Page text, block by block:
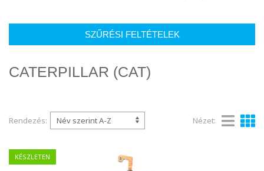
SZŰRÉSI FELTÉTELEK
CATERPILLAR (CAT)
Rendezés: Nézet:
KÉSZLETEN